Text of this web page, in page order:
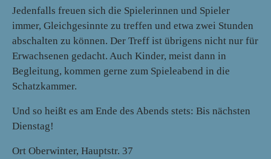
Jedenfalls freuen sich die Spielerinnen und Spieler
immer, Gleichgesinnte zu treffen und etwa zwei Stunden
abschalten zu können. Der Treff ist übrigens nicht nur für
Erwachsenen gedacht. Auch Kinder, meist dann in
Begleitung, kommen gerne zum Spieleabend in die
Schatzkammer.
Und so heißt es am Ende des Abends stets: Bis nächsten
Dienstag!
Ort Oberwinter, Hauptstr. 37